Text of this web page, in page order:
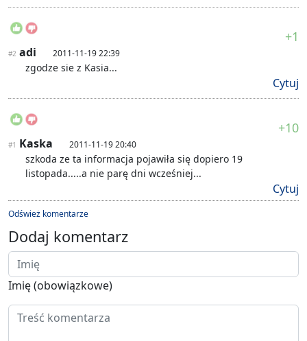
+1
#2 adi 2011-11-19 22:39
zgodze sie z Kasia...
Cytuj
+10
#1 Kaska 2011-11-19 20:40
szkoda ze ta informacja pojawiła się dopiero 19
listopada.....a nie parę dni wcześniej...
Cytuj
Odśwież komentarze
Dodaj komentarz
Imię (obowiązkowe)